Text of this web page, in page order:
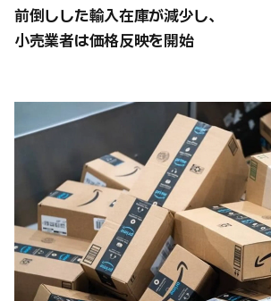
前倒しした輸入在庫が減少し、
小売業者は価格反映を開始